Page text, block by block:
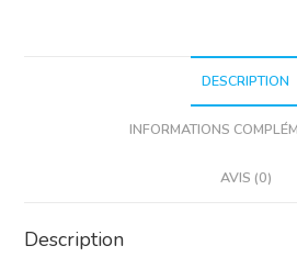
DESCRIPTION
INFORMATIONS
AVIS (0)
Description